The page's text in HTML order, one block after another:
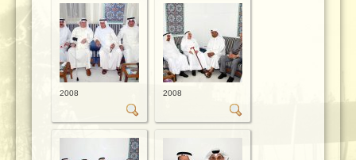
2008 2008